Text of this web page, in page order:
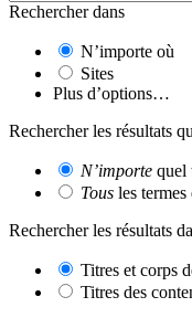
Rechercher dans
N’importe où
Sites
Plus d’options…
Rechercher les résultats
N’importe quel
Tous les termes
Rechercher les résultats
Titres et corps
Titres des